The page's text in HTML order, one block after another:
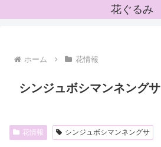
花ぐるみ
ホーム 花情報
シンジュボシマンネングサ
花情報 シンジュボシマンネングサ